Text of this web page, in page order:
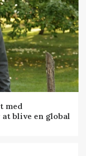
med
blive en global